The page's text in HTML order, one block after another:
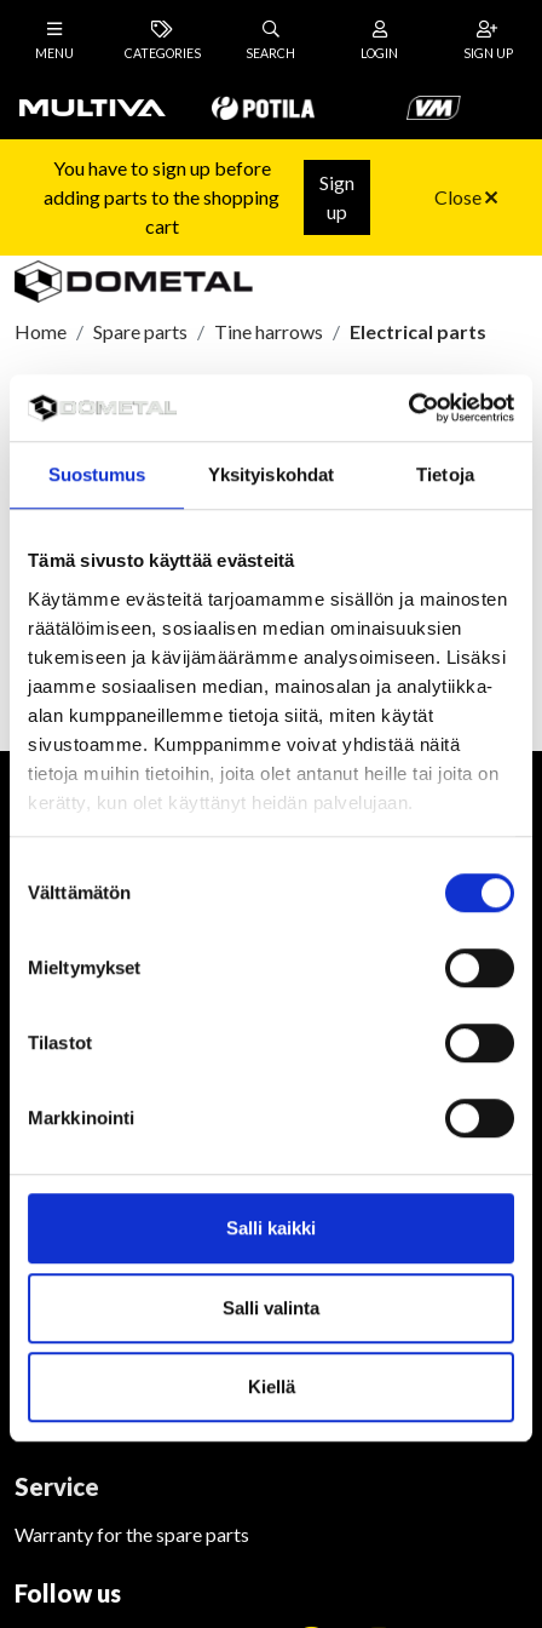
Suostumus Yksityiskohdat Tietoja
Tämä sivusto käyttää evästeitä
Käytämme evästeitä tarjoamamme sisällön ja mainosten
räätälöimiseen, sosiaalisen median ominaisuuksien
tukemiseen ja kävijämäärämme analysoimiseen. Lisäksi
jaamme sosiaalisen median, mainosalan ja analytiikka-
alan kumppaneillemme tietoja siitä, miten käytät
sivustoamme. Kumppanimme voivat yhdistää näitä
tietoja muihin tietoihin, joita olet antanut heille tai joita on
kerätty, kun olet käyttänyt heidän palvelujaan.
valinta
Välttämätön
Mieltymykset
Tilastot
Markkinointi
Salli kaikki
Salli valinta
Kiellä
MENU CATEGORIES SEARCH LOGIN SIGN UP
You have to sign up before
adding parts to the shopping
cart
Sign
up
Close
Home Spare parts Tine harrows Electrical parts
Electrical parts
Filter products
Grid view List view
No products found.
Dometal varaosakeskus
32210 Loimaa
service@dometal.fi
General info
Terms and conditions
Brochures Potila
Spare parts Multiva
Service
Warranty for the spare parts
Follow us